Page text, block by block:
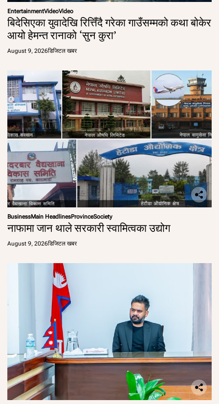
EntertainmentVideoVideo
बिदेसिएका युवादेखि रित्तिँदै गरेका गाउँसम्मको कथा बोकेर
आयो हेमन्त रानाको ‘सुन कुरा’
August 9, 2026डिजिटल खबर
BusinessMain HeadlinesProvinceSociety
नाफामा जान थाले सरकारी स्वामित्वका उद्योग
August 9, 2026डिजिटल खबर